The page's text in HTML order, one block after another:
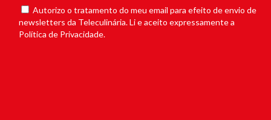
Autorizo o tratamento do meu email para efeito de envio de
newsletters da Teleculinária. Li e aceito expressamente a
Política de Privacidade.